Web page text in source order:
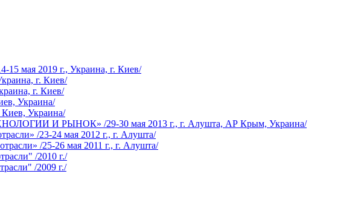
15 мая 2019 г., Украина, г. Киев/
г. Киев/
г. Киев/
Украина/
Киев, Украина/
И РЫНОК» /29-30 мая 2013 г., г. Алушта, АР Крым, Украина/
/23-24 мая 2012 г., г. Алушта/
/25-26 мая 2011 г., г. Алушта/
/2010 г./
/2009 г./